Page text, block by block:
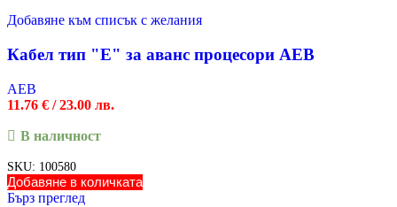
Добавяне към списък с желания
Кабел тип "E" за аванс процесори AEB
AEB
11.76 € / 23.00 лв.
В наличност
SKU: 100580
Добавяне в количката
Бърз преглед